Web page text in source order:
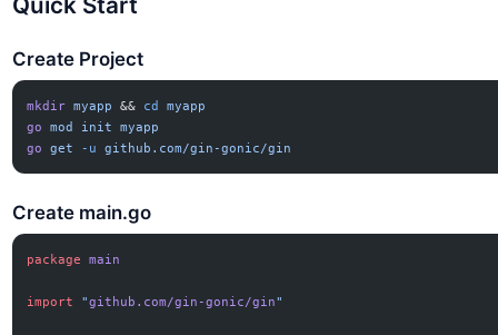
Create Project
mkdir myapp && cd
myapp
go
mod init
myapp
go
get -u github.com/gin-gonic/gin
Create main.go
package main
import "github.com/gin-gonic/gin"